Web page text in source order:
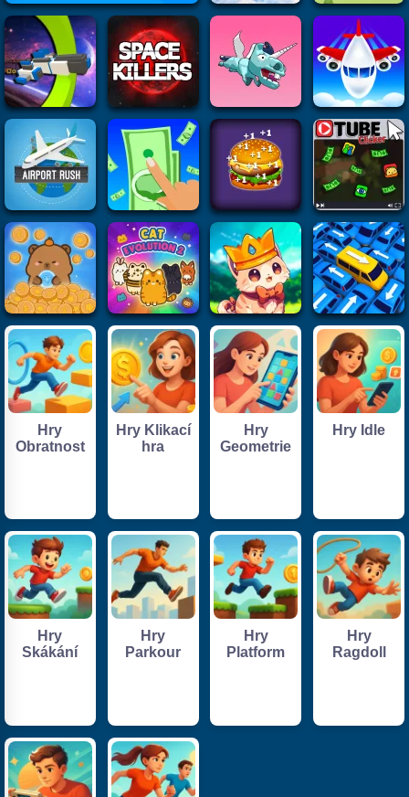
Hry
Obratnost
Hry Klikací
hra
Hry
Geometrie
Hry Idle
Hry
Skákání
Hry
Parkour
Hry
Platform
Hry
Ragdoll